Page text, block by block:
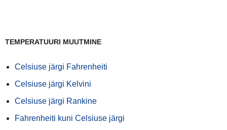
TEMPERATUURI MUUTMINE
Celsiuse järgi Fahrenheiti
Celsiuse järgi Kelvini
Celsiuse järgi Rankine
Fahrenheiti kuni Celsiuse järgi